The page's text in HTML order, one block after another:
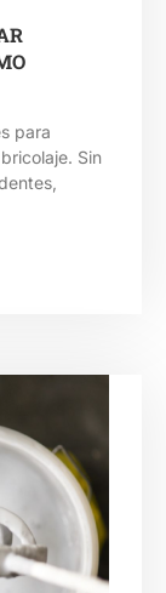
para
Sin